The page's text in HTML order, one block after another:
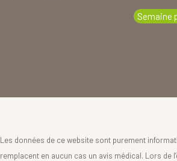
Semaine
Les données de ce website sont purement
remplacent en aucun cas un avis médical. Lors de